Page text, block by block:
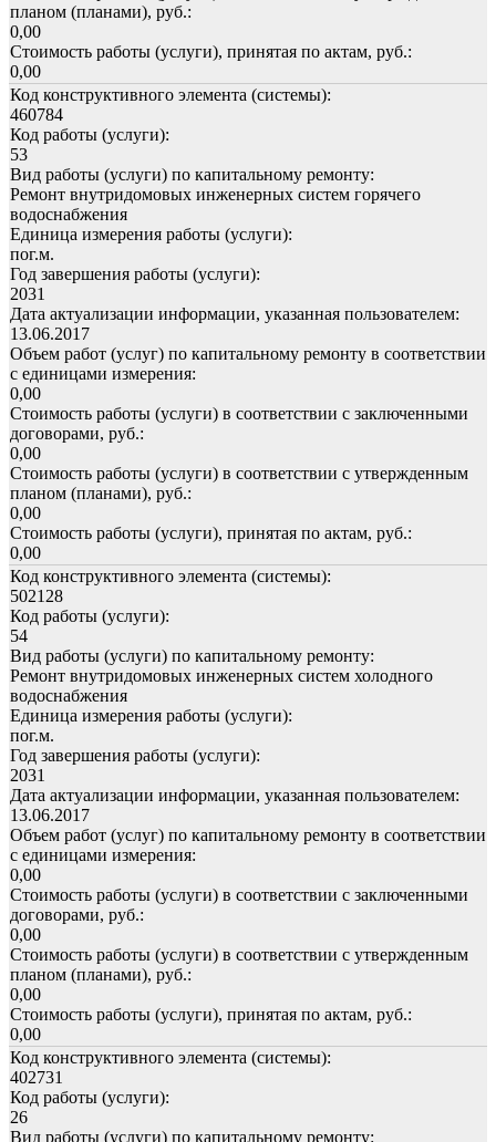
планом (планами), руб.:
0,00
Стоимость работы (услуги), принятая по актам, руб.:
0,00
Код конструктивного элемента (системы):
460784
Код работы (услуги):
53
Вид работы (услуги) по капитальному ремонту:
Ремонт внутридомовых инженерных систем горячего
водоснабжения
Единица измерения работы (услуги):
пог.м.
Год завершения работы (услуги):
2031
Дата актуализации информации, указанная пользователем:
13.06.2017
Объем работ (услуг) по капитальному ремонту в соответствии
с единицами измерения:
0,00
Стоимость работы (услуги) в соответствии с заключенными
договорами, руб.:
0,00
Стоимость работы (услуги) в соответствии с утвержденным
планом (планами), руб.:
0,00
Стоимость работы (услуги), принятая по актам, руб.:
0,00
Код конструктивного элемента (системы):
502128
Код работы (услуги):
54
Вид работы (услуги) по капитальному ремонту:
Ремонт внутридомовых инженерных систем холодного
водоснабжения
Единица измерения работы (услуги):
пог.м.
Год завершения работы (услуги):
2031
Дата актуализации информации, указанная пользователем:
13.06.2017
Объем работ (услуг) по капитальному ремонту в соответствии
с единицами измерения:
0,00
Стоимость работы (услуги) в соответствии с заключенными
договорами, руб.:
0,00
Стоимость работы (услуги) в соответствии с утвержденным
планом (планами), руб.:
0,00
Стоимость работы (услуги), принятая по актам, руб.:
0,00
Код конструктивного элемента (системы):
402731
Код работы (услуги):
26
Вид работы (услуги) по капитальному ремонту: